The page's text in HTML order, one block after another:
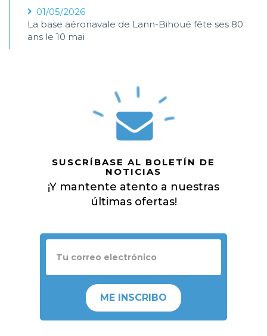
01/05/2026
La base aéronavale de Lann-Bihoué fête ses 80
ans le 10 mai
SUSCRÍBASE AL BOLETÍN DE
NOTICIAS
¡Y mantente atento a nuestras
últimas ofertas!
ME INSCRIBO